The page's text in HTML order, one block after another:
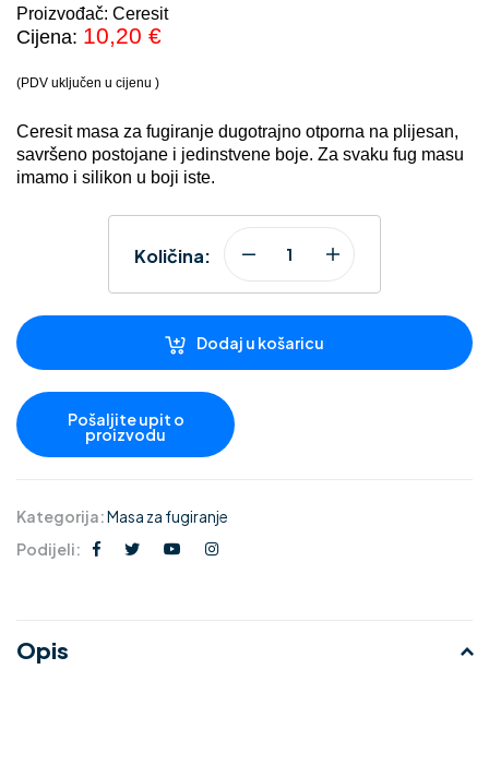
Proizvođač: Ceresit
Cijena: 10,20 €
(PDV uključen u cijenu )
Ceresit masa za fugiranje dugotrajno otporna na plijesan,
savršeno postojane i jedinstvene boje. Za svaku fug masu
imamo i silikon u boji iste.
Količina:
Dodaj u košaricu
Kategorija:Masa za fugiranje
Podijeli:
Opis